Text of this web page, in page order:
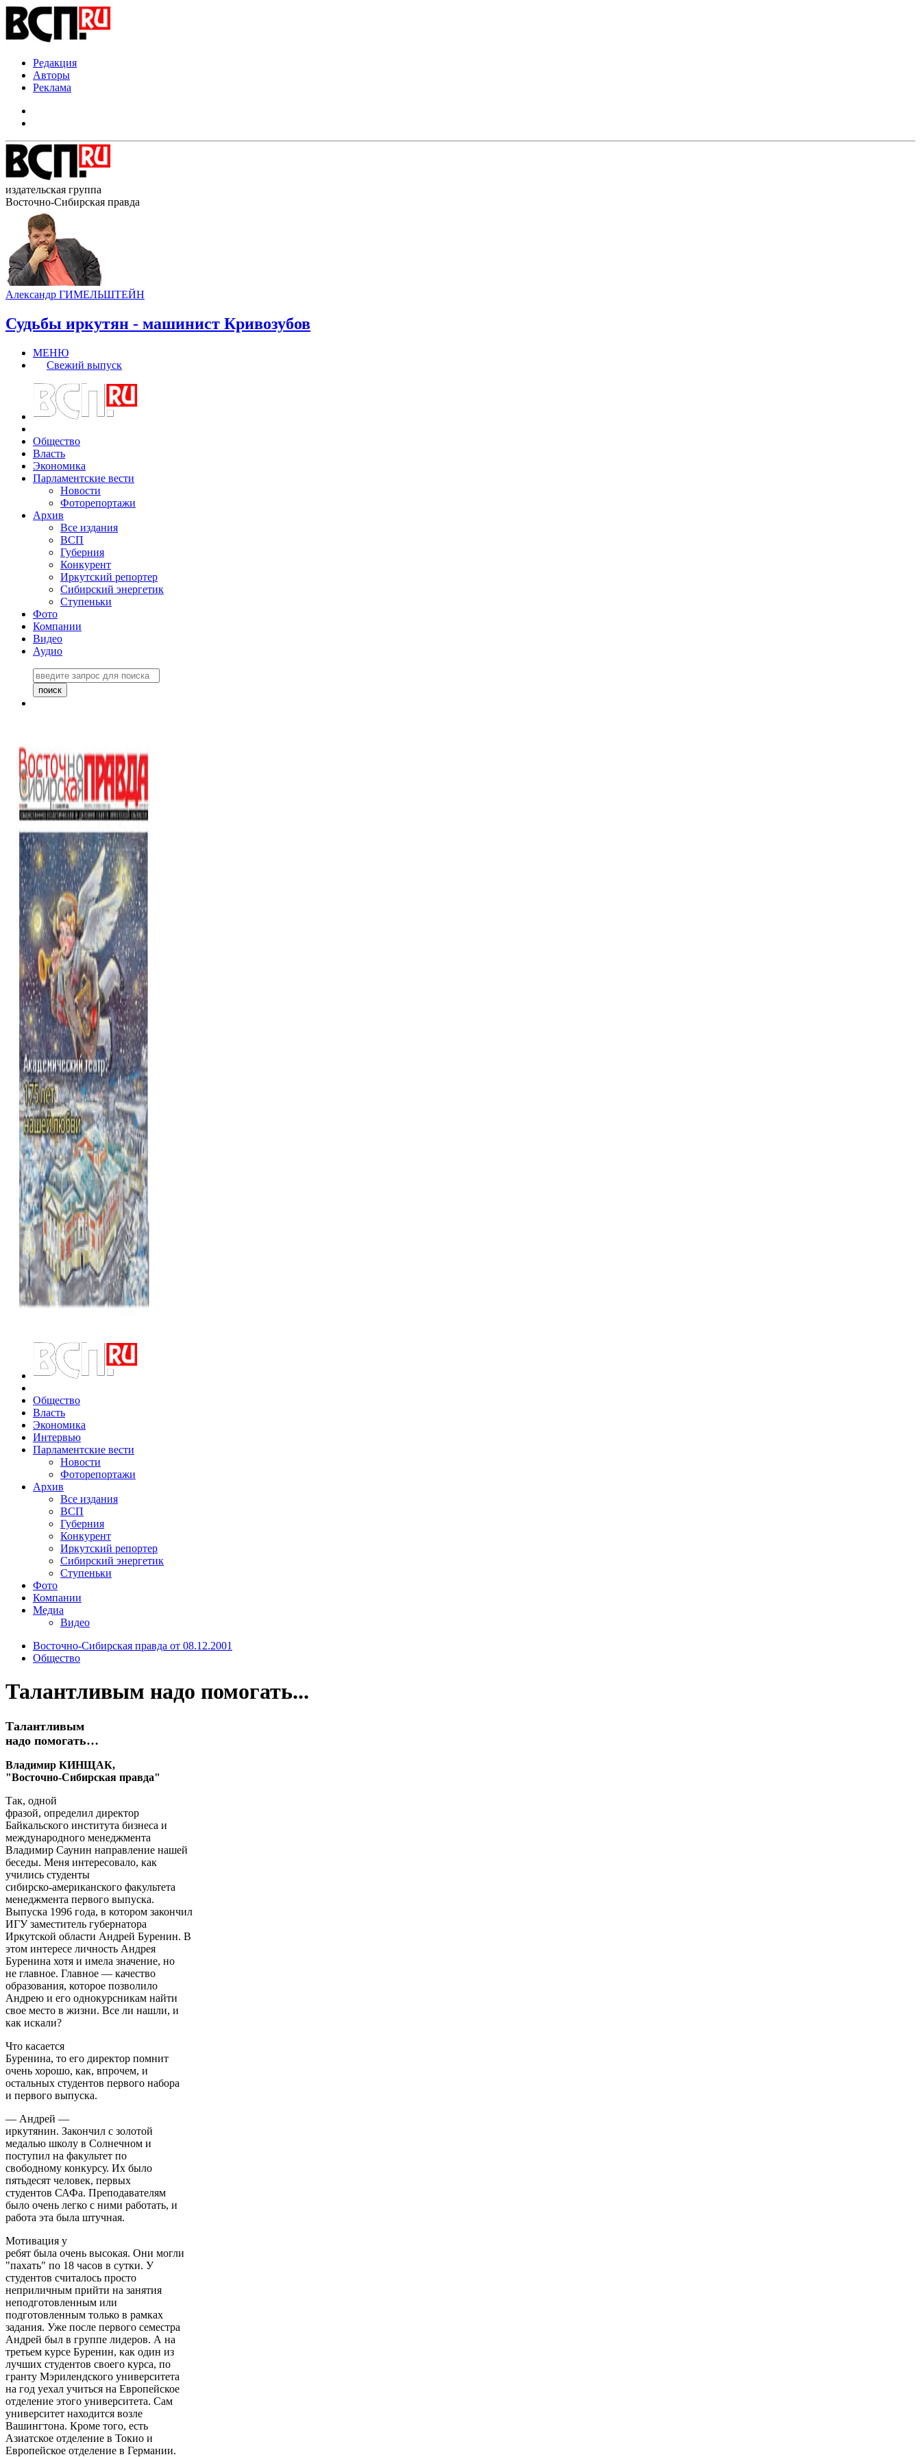
Редакция
Авторы
Реклама
издательская группа
Восточно-Сибирская правда
Александр ГИМЕЛЬШТЕЙН
Судьбы иркутян - машинист Кривозубов
МЕНЮ
Свежий выпуск
Общество
Власть
Экономика
Парламентские вести
Новости
Фоторепортажи
Архив
Все издания
ВСП
Губерния
Конкурент
Иркутский репортер
Сибирский энергетик
Ступеньки
Фото
Компании
Видео
Аудио
Общество
Власть
Экономика
Интервью
Парламентские вести
Новости
Фоторепортажи
Архив
Все издания
ВСП
Губерния
Конкурент
Иркутский репортер
Сибирский энергетик
Ступеньки
Фото
Компании
Медиа
Видео
Восточно-Сибирская правда от 08.12.2001
Общество
Талантливым надо помогать...
Талантливым
надо помогать…
Владимир КИНЩАК,
"Восточно-Сибирская правда"
Так, одной
фразой, определил директор
Байкальского института бизнеса и
международного менеджмента
Владимир Саунин направление нашей
беседы. Меня интересовало, как
учились студенты
сибирско-американского факультета
менеджмента первого выпуска.
Выпуска 1996 года, в котором закончил
ИГУ заместитель губернатора
Иркутской области Андрей Буренин. В
этом интересе личность Андрея
Буренина хотя и имела значение, но
не главное. Главное — качество
образования, которое позволило
Андрею и его однокурсникам найти
свое место в жизни. Все ли нашли, и
как искали?
Что касается
Буренина, то его директор помнит
очень хорошо, как, впрочем, и
остальных студентов первого набора
и первого выпуска.
— Андрей —
иркутянин. Закончил с золотой
медалью школу в Солнечном и
поступил на факультет по
свободному конкурсу. Их было
пятьдесят человек, первых
студентов САФа. Преподавателям
было очень легко с ними работать, и
работа эта была штучная.
Мотивация у
ребят была очень высокая. Они могли
"пахать" по 18 часов в сутки. У
студентов считалось просто
неприличным прийти на занятия
неподготовленным или
подготовленным только в рамках
задания. Уже после первого семестра
Андрей был в группе лидеров. А на
третьем курсе Буренин, как один из
лучших студентов своего курса, по
гранту Мэрилендского университета
на год уехал учиться на Европейское
отделение этого университета. Сам
университет находится возле
Вашингтона. Кроме того, есть
Азиатское отделение в Токио и
Европейское отделение в Германии.